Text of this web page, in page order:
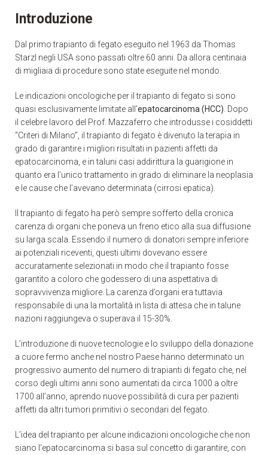
Introduzione
Dal primo trapianto di fegato eseguito nel 1963 da Thomas
Starzl negli USA sono passati oltre 60 anni. Da allora centinaia
di migliaia di procedure sono state eseguite nel mondo.
Le indicazioni oncologiche per il trapianto di fegato si sono
quasi esclusivamente limitate all’epatocarcinoma (HCC) . Dopo
il celebre lavoro del Prof. Mazzaferro che introdusse i cosiddetti
“Criteri di Milano”, il trapianto di fegato è divenuto la terapia in
grado di garantire i migliori risultati in pazienti affetti da
epatocarcinoma, e in taluni casi addirittura la guarigione in
quanto era l’unico trattamento in grado di eliminare la neoplasia
e le cause che l’avevano determinata (cirrosi epatica).
Il trapianto di fegato ha però sempre sofferto della cronica
carenza di organi che poneva un freno etico alla sua diffusione
su larga scala. Essendo il numero di donatori sempre inferiore
ai potenziali riceventi, questi ultimi dovevano essere
accuratamente selezionati in modo che il trapianto fosse
garantito a coloro che godessero di una aspettativa di
sopravvivenza migliore. La carenza d’organi era tuttavia
responsabile di una la mortalità in lista di attesa che in talune
nazioni raggiungeva o superava il 15-30%.
L’introduzione di nuove tecnologie e lo sviluppo della donazione
a cuore fermo anche nel nostro Paese hanno determinato un
progressivo aumento del numero di trapianti di fegato che, nel
corso degli ultimi anni sono aumentati da circa 1000 a oltre
1700 all’anno, aprendo nuove possibilità di cura per pazienti
affetti da altri tumori primitivi o secondari del fegato.
L’idea del trapianto per alcune indicazioni oncologiche che non
siano l’epatocarcinoma si basa sul concetto di garantire, con